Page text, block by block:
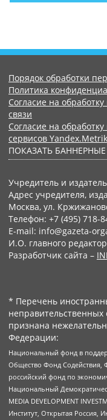
Порядок обработки
Политика
Согласие на
связи
Согласие на
сервисов
ПОКАЗАТЬ
Учредитель и
Адрес учредителя,
Москва, ул.
Телефон: +7 (495) 718-
E-mail: info@gazeta-
И.О. главного
Разработчик сайта –
* Перечень
неправительственных
признана
Федерации:
Национальный фонд в
Общество Фонд Содействия,
российский фонд по
Национальный
MEDIA DEVELOPMENT
Институт, Открытая Россия,